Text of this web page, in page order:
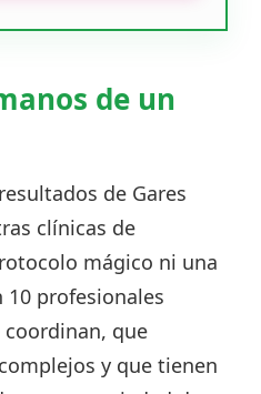
de un
de Gares
clínicas de
mágico ni una
10 profesionales
coordinan, que
y que tienen